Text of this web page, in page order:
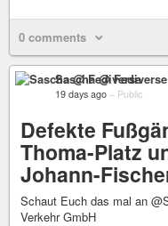
0 comments
Sascha @ Fediverse
19 days ago – Public
Defekte
Thoma-Platz
Johann-
Schaut Euch das mal an
Verkehr GmbH